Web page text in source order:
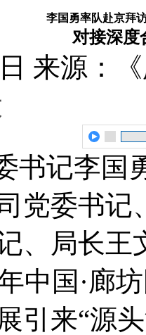
李国勇率队赴京拜
对接深度
来源：
书记李国
党委书记
、局长王
中国·廊
引来“源